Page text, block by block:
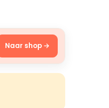
Naar shop →